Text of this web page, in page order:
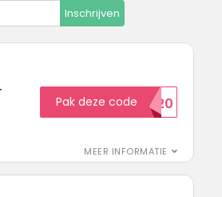
Inschrijven
MEER INFORMATIE
Pak deze codeEXTRA20